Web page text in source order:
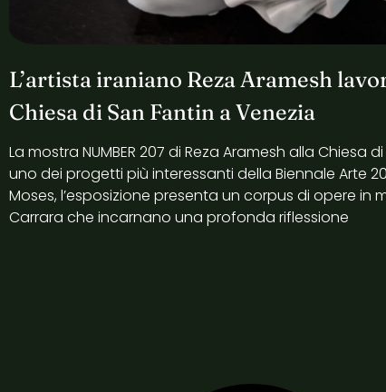
L’artista iraniano Reza Aramesh
Chiesa di San Fantin a Venezia
La mostra NUMBER 207 di Reza Aramesh alla Chiesa
uno dei progetti più interessanti della Biennale Arte
Moses, l’esposizione presenta un corpus di opere in
Carrara che incarnano una profonda riflessione